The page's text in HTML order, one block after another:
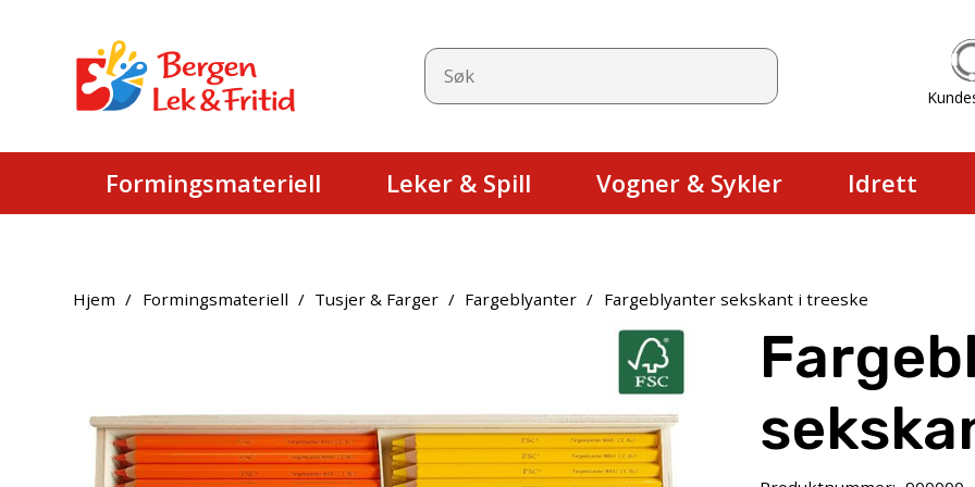
Formingsmateriell Leker & Spill Vogner & Sykler Idrett
Hjem / Formingsmateriell / Tusjer & Farger / Fargeblyanter / Fargeblyanter sekskant i treeske